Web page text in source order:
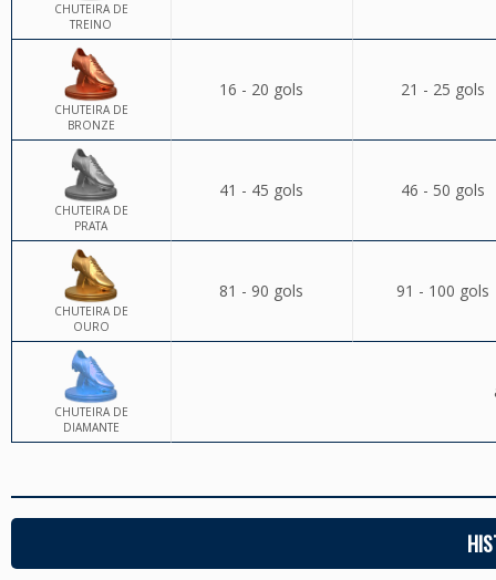
CHUTEIRA DE
TREINO
CHUTEIRA DE
BRONZE
16 - 20 gols 21 - 25 gols
CHUTEIRA DE
PRATA
41 - 45 gols 46 - 50 gols
CHUTEIRA DE
OURO
81 - 90 gols 91 - 100 gols
CHUTEIRA DE
DIAMANTE